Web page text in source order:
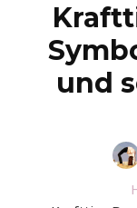
und